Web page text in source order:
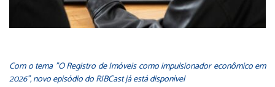
Com o tema "O Registro de Imóveis como impulsionador econômico em
2026", novo episódio do RIBCast já está disponível